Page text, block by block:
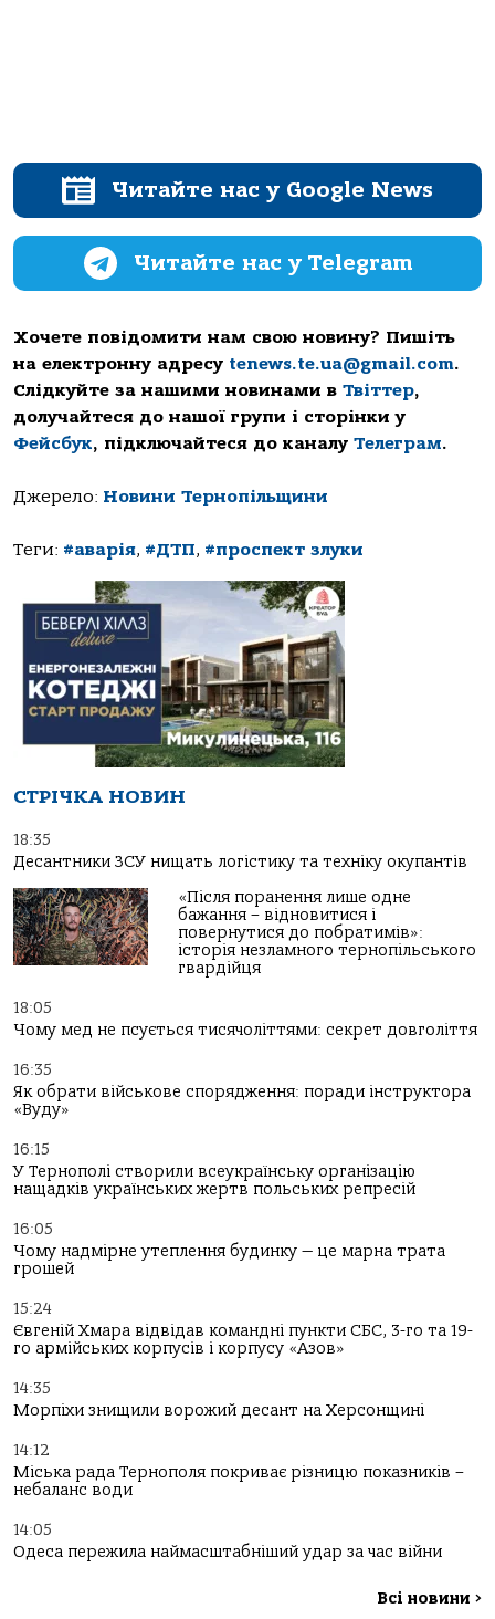
Читайте нас у Google News
Читайте нас у Telegram
Хочете повідомити нам свою новину? Пишіть
на електронну адресу tenews.te.ua@gmail.com.
Слідкуйте за нашими новинами в Твіттер,
долучайтеся до нашої групи і сторінки у
Фейсбук, підключайтеся до каналу Телеграм.
Джерело: Новини Тернопільщини
Теги: #аварія, #ДТП, #проспект злуки
СТРІЧКА НОВИН
18:35
Десантники ЗСУ нищать логістику та техніку окупантів
«Після поранення лише одне
бажання – відновитися і
повернутися до побратимів»:
історія незламного тернопільського
гвардійця
18:05
Чому мед не псується тисячоліттями: секрет довголіття
16:35
Як обрати військове спорядження: поради інструктора
«Вуду»
16:15
У Тернополі створили всеукраїнську організацію
нащадків українських жертв польських репресій
16:05
Чому надмірне утеплення будинку — це марна трата
грошей
15:24
Євгеній Хмара відвідав командні пункти СБС, 3-го та 19-
го армійських корпусів і корпусу «Азов»
14:35
Морпіхи знищили ворожий десант на Херсонщині
14:12
Міська рада Тернополя покриває різницю показників –
небаланс води
14:05
Одеса пережила наймасштабніший удар за час війни
Всі новини >